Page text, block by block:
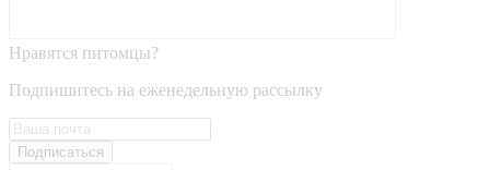
Нравятся питомцы?
Подпишитесь на еженедельную рассылку
Подписаться